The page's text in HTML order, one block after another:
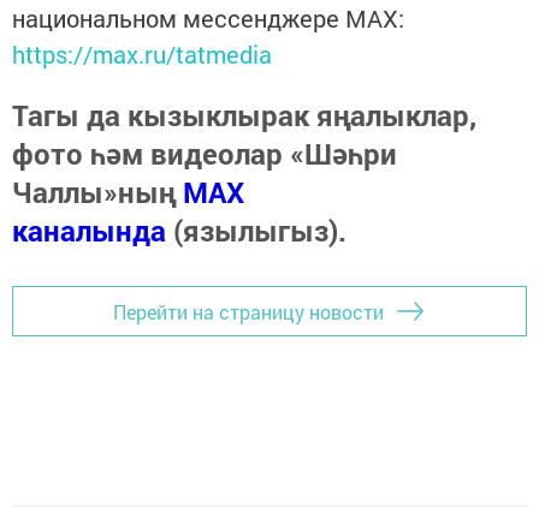
национальном мессенджере MАХ:
https://max.ru/tatmedia
Тагы да кызыклырак яңалыклар,
фото һәм видеолар «Шәһри
Чаллы»ныңMAX
каналында (язылыгыз).
Перейти на страницу новости